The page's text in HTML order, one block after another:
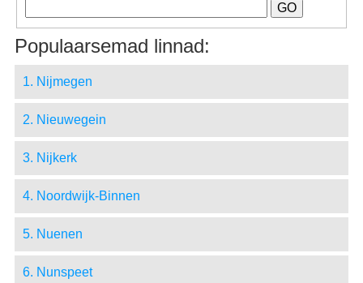
Populaarsemad linnad:
1. Nijmegen
2. Nieuwegein
3. Nijkerk
4. Noordwijk-Binnen
5. Nuenen
6. Nunspeet